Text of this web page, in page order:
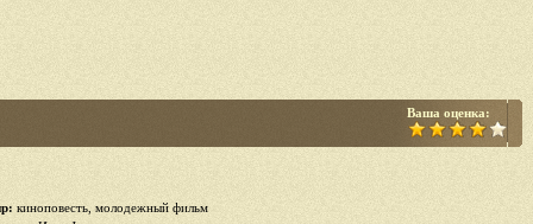
Ваша оценка:
киноповесть, молодежный фильм